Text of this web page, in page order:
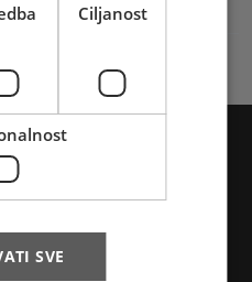
Ciljanost
SVE